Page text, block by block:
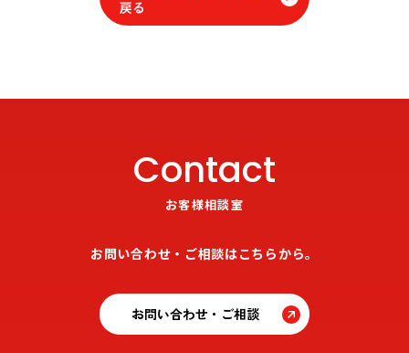
戻る
Contact
お客様相談室
お問い合わせ・ご相談はこちらから。
お問い合わせ・ご相談